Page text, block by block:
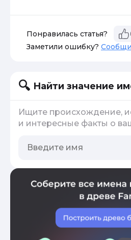
Понравилась статья?
Заметили ошибку?
Найти значение
Ищите происхождение,
и интересные факты о